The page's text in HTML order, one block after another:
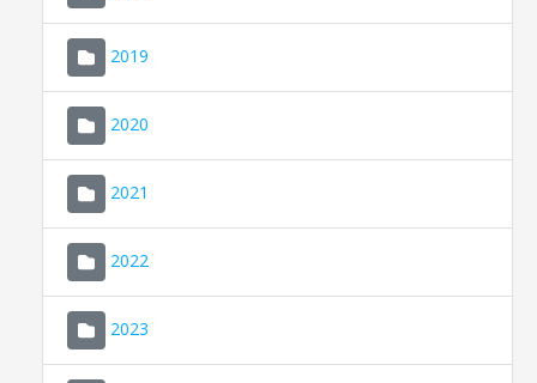
2019
2020
2021
2022
2023